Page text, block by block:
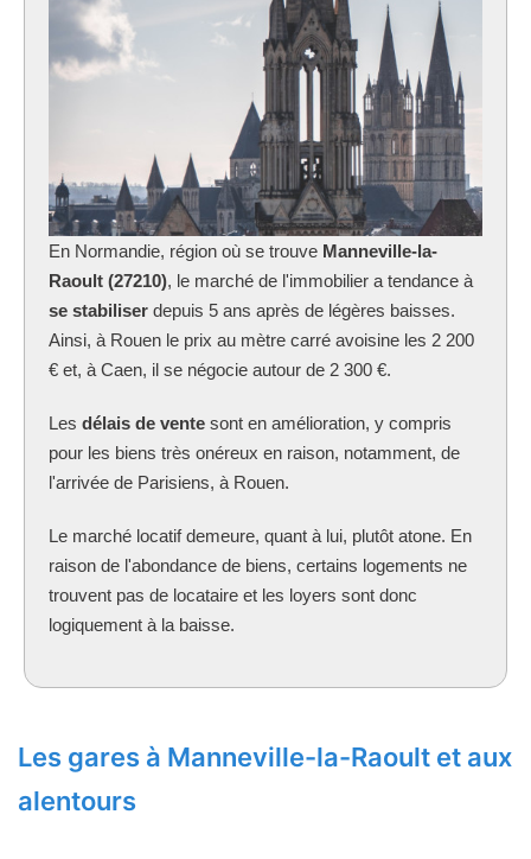
En Normandie, région où se trouve Manneville-la-
Raoult (27210), le marché de l'immobilier a tendance à
se stabiliser depuis 5 ans après de légères baisses.
Ainsi, à Rouen le prix au mètre carré avoisine les 2 200
€ et, à Caen, il se négocie autour de 2 300 €.
Les délais de vente sont en amélioration, y compris
pour les biens très onéreux en raison, notamment, de
l'arrivée de Parisiens, à Rouen.
Le marché locatif demeure, quant à lui, plutôt atone. En
raison de l'abondance de biens, certains logements ne
trouvent pas de locataire et les loyers sont donc
logiquement à la baisse.
Les gares à Manneville-la-Raoult et aux
alentours